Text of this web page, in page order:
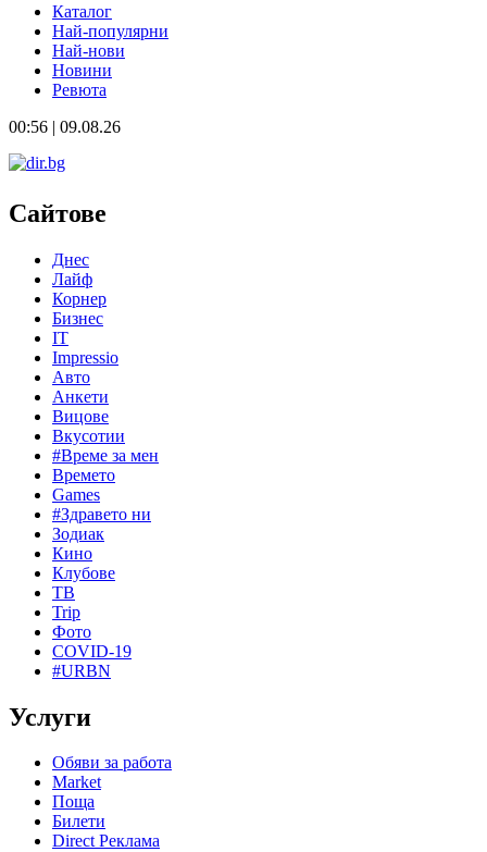
Каталог
Най-популярни
Най-нови
Новини
Ревюта
00:56 | 09.08.26
Сайтове
Днес
Лайф
Корнер
Бизнес
IT
Impressio
Авто
Анкети
Вицове
Вкусотии
#Време за мен
Времето
Games
#Здравето ни
Зодиак
Кино
Клубове
ТВ
Trip
Фото
COVID-19
#URBN
Услуги
Обяви за работа
Market
Поща
Билети
Direct Реклама